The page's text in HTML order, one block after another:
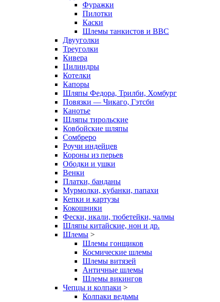
Фуражки
Пилотки
Каски
Шлемы танкистов и ВВС
Двууголки
Треуголки
Кивера
Цилиндры
Котелки
Капоры
Шляпы Федора, Трилби, Хомбург
Повязки — Чикаго, Гэтсби
Канотье
Шляпы тирольские
Ковбойские шляпы
Сомбреро
Роучи индейцев
Короны из перьев
Ободки и ушки
Венки
Платки, банданы
Мурмолки, кубанки, папахи
Кепки и картузы
Кокошники
Фески, икали, тюбетейки, чалмы
Шляпы китайские, нон и др.
Шлемы >
Шлемы гонщиков
Космические шлемы
Шлемы витязей
Античные шлемы
Шлемы викингов
Чепцы и колпаки >
Колпаки ведьмы